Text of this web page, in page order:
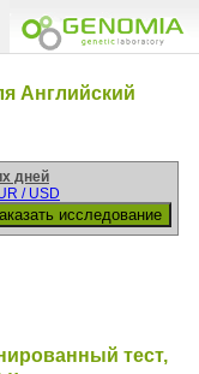
Английский
дней
/ USD
тест,